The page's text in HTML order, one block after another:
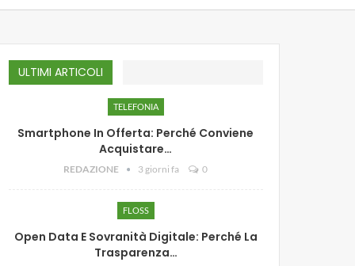
ULTIMI ARTICOLI
TELEFONIA
Smartphone In Offerta: Perché Conviene
Acquistare…
REDAZIONE 3 giorni fa 0
FLOSS
Open Data E Sovranità Digitale: Perché La
Trasparenza…